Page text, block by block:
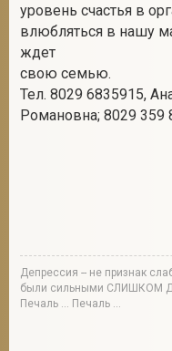
уровень счастья в
влюбляться в нашу
ждет
свою семью.
Тел. 8029 6835915,
Романовна; 8029 359
Депрессия -- не признак
были сильными СЛИШКОМ
Печаль ... Печаль ...